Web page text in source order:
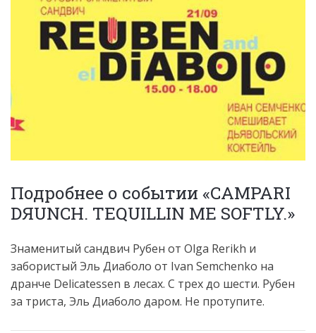
Подробнее о событии «CAMPARI
DЯUNCH. TEQUILLIN ME SOFTLY.»
Знаменитый сандвич Рубен от Olga Rerikh и
забористый Эль Диаболо от Ivan Semchenko на
дранче Delicatessen в лесах. С трех до шести. Рубен
за триста, Эль Диаболо даром. Не протупите.